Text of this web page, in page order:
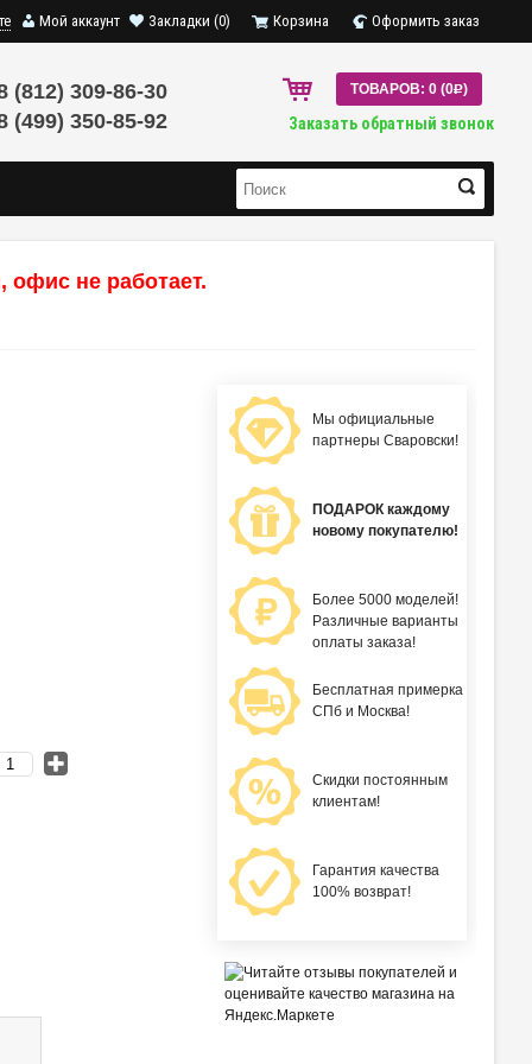
Мой аккаунт Закладки (0) Корзина Оформить заказ
(812) 309-86-30
(499) 350-85-92
ТОВАРОВ: 0 (0R)
Заказать обратный звонок
офис не работает.
Мы официальные
партнеры Сваровски!
ПОДАРОК каждому
новому покупателю!
Более 5000 моделей!
Различные варианты
оплаты заказа!
Бесплатная примерка
СПб и Москва!
Скидки постоянным
клиентам!
Гарантия качества
100% возврат!